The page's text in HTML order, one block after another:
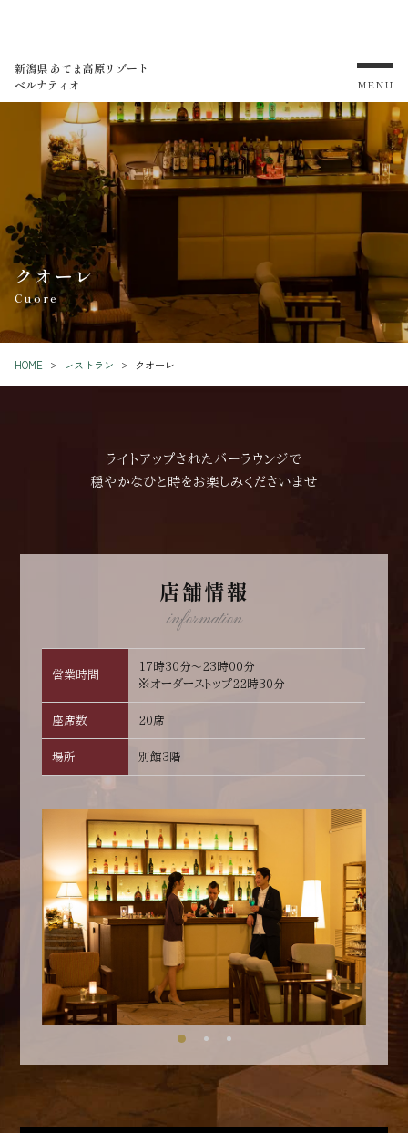
新潟県 あてま高原リゾート
ベルナティオ
MENU
クオーレ
Cuore
HOME レストラン クオーレ
ライトアップされたバーラウンジで
穏やかなひと時をお楽しみくださいませ
店舗情報
information
営業時間
17時30分～23時00分
※オーダーストップ22時30分
座席数 20席
場所 別館3階